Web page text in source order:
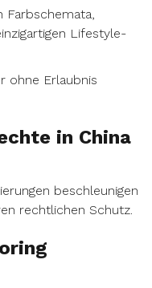
Farbschemata,
Lifestyle-
ohne Erlaubnis
in China
beschleunigen
rechtlichen Schutz.